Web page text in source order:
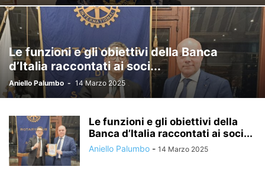
Le funzioni e gli obiettivi della Banca
d’Italia raccontati ai soci...
Aniello Palumbo - 14 Marzo 2025
Le funzioni e gli obiettivi della
Banca d’Italia raccontati ai soci...
Aniello Palumbo - 14 Marzo 2025